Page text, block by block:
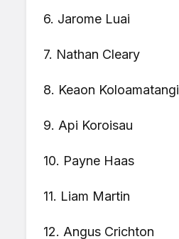
6. Jarome Luai
7. Nathan Cleary
8. Keaon Koloamatangi
9. Api Koroisau
10. Payne Haas
11. Liam Martin
12. Angus Crichton